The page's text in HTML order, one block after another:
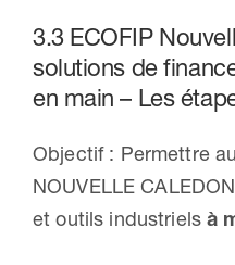
3.3 ECOFIP
solutions de
en main – Les
Objectif : Permettre
NOUVELLE
et outils industrielsà